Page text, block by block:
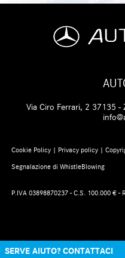
SERVE AIUTO? CONTATTACI
Via Ciro Ferrari, 2 37135
Cookie Policy | Privacy policy|
Segnalazione di WhistleBlowing
P.IVA 03898870237 - C.S. 100.000 € -